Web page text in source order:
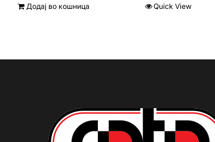
Додај во кошница Quick View